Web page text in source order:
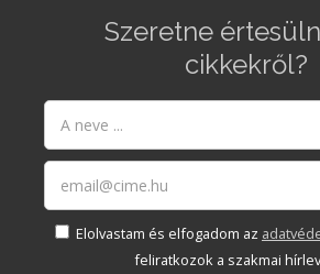
Szeretne
cikkekről?
Elolvastam és elfogadom az
feliratkozok a szakmai